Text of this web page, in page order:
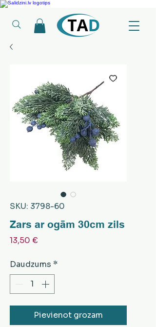
Ledusskapji, Sadzīves tehnika, Smaržas,
SKU: 3798-60
Zars ar ogām 30cm zils
13,50 €
Daudzums *
Pievienot grozam